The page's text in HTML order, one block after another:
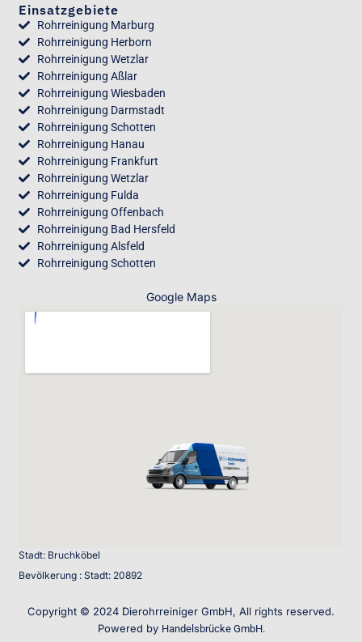
Einsatzgebiete
Rohrreinigung Marburg
Rohrreinigung Herborn
Rohrreinigung Wetzlar
Rohrreinigung Aßlar
Rohrreinigung Wiesbaden
Rohrreinigung Darmstadt
Rohrreinigung Schotten
Rohrreinigung Hanau
Rohrreinigung Frankfurt
Rohrreinigung Wetzlar
Rohrreinigung Fulda
Rohrreinigung Offenbach
Rohrreinigung Bad Hersfeld
Rohrreinigung Alsfeld
Rohrreinigung Schotten
Google Maps
Stadt: Bruchköbel
Bevölkerung : Stadt: 20892
Copyright © 2024 Dierohrreiniger GmbH, All rights reserved.
Powered by Handelsbrücke GmbH.